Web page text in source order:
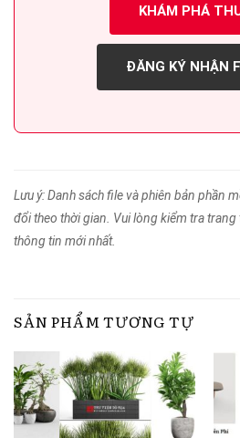
KHÁM PHÁ
ĐĂNG KÝ NHẬN
Lưu ý: Danh sách file và phiên bản phần
đổi theo thời gian. Vui lòng kiểm tra trang
thông tin mới nhất.
SẢN PHẨM TƯƠNG TỰ